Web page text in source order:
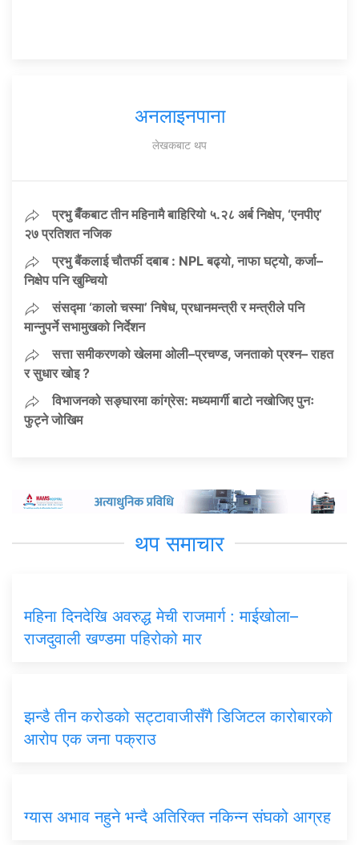
अनलाइनपाना
लेखकबाट थप
प्रभु बैँकबाट तीन महिनामै बाहिरियो ५.२८ अर्ब निक्षेप, ‘एनपीए’
२७ प्रतिशत नजिक
प्रभु बैंकलाई चौतर्फी दबाब : NPL बढ्यो, नाफा घट्यो, कर्जा–
निक्षेप पनि खुम्चियो
संसद्मा ‘कालो चस्मा’ निषेध, प्रधानमन्त्री र मन्त्रीले पनि
मान्नुपर्ने सभामुखको निर्देशन
सत्ता समीकरणको खेलमा ओली–प्रचण्ड, जनताको प्रश्न– राहत
र सुधार खोइ ?
विभाजनको सङ्घारमा कांग्रेस: मध्यमार्गी बाटो नखोजिए पुनः
फुट्ने जोखिम
थप समाचार
महिना दिनदेखि अवरुद्ध मेची राजमार्ग : माईखोला–
राजदुवाली खण्डमा पहिरोको मार
झन्डै तीन करोडको सट्टावाजीसँगै डिजिटल कारोबारको
आरोप एक जना पक्राउ
ग्यास अभाव नहुने भन्दै अतिरिक्त नकिन्न संघको आग्रह